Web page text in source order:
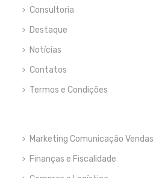
Consultoria
Destaque
Notícias
Contatos
Termos e Condições
Marketing Comunicação Vendas
Finanças e Fiscalidade